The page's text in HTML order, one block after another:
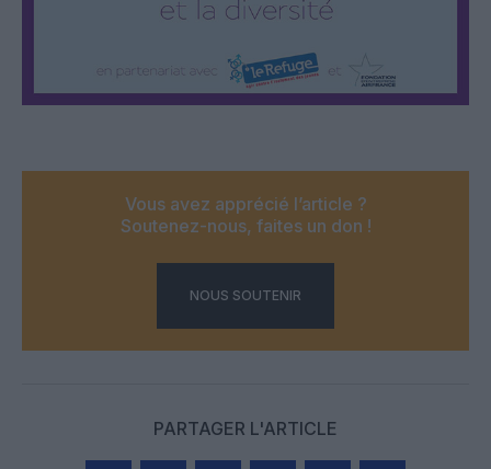
Vous avez apprécié l’article ?
Soutenez-nous, faites un don !
NOUS SOUTENIR
PARTAGER L'ARTICLE